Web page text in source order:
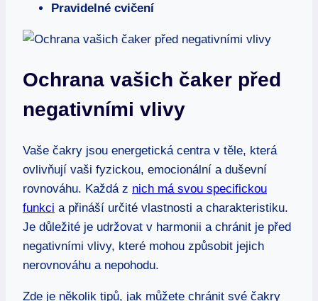
Pravidelné cvičení
Ochrana vašich čaker před
negativními vlivy
Vaše čakry jsou energetická centra v těle, která
ovlivňují vaši fyzickou, emocionální a duševní
rovnováhu. Každá z nich má svou specifickou
funkci a přináší určité vlastnosti a charakteristiku.
Je důležité je udržovat v harmonii a chránit je před
negativními vlivy, které mohou způsobit jejich
nerovnováhu a nepohodu.
Zde je několik tipů, jak můžete chránit své čakry